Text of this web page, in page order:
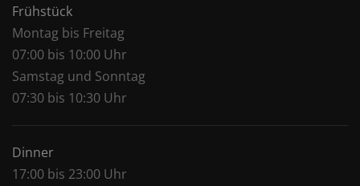
Frühstück
Montag bis Freitag
07:00 bis 10:00 Uhr
Samstag und Sonntag
07:30 bis 10:30 Uhr
Dinner
17:00 bis 23:00 Uhr